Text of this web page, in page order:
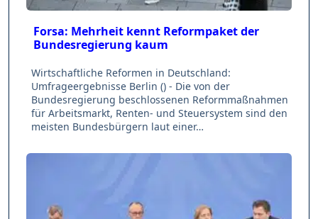
Forsa: Mehrheit kennt Reformpaket der
Bundesregierung kaum
Wirtschaftliche Reformen in Deutschland:
Umfrageergebnisse Berlin () - Die von der
Bundesregierung beschlossenen Reformmaßnahmen
für Arbeitsmarkt, Renten- und Steuersystem sind den
meisten Bundesbürgern laut einer…